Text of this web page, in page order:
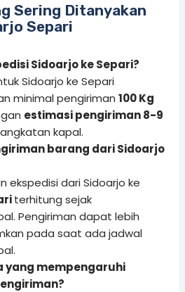
Sering Ditanyakan
Separi
Sidoarjo ke Separi?
Sidoarjo ke Separi
minimal pengiriman 100 Kg
estimasi pengiriman 8-9
kapal.
barang dari Sidoarjo
ekspedisi dari Sidoarjo ke
terhitung sejak
Pengiriman dapat lebih
pada saat ada jadwal
yang mempengaruhi